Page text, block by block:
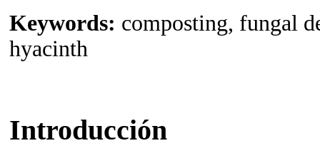
Keywords: composting, fungal
hyacinth
Introducción